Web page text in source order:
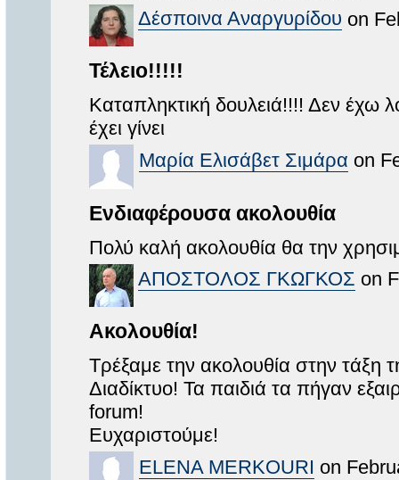
Δέσποινα Αναργυρίδου on
Τέλειο!!!!!
Καταπληκτική δουλειά!!!! Δεν έχω
έχει γίνει
Μαρία Ελισάβετ Σιμάρα on
Ενδιαφέρουσα ακολουθία
Πολύ καλή ακολουθία θα την
ΑΠΟΣΤΟΛΟΣ ΓΚΩΓΚΟΣ on
Ακολουθία!
Τρέξαμε την ακολουθία στην
Διαδίκτυο! Τα παιδιά τα πήγαν
forum!
Eυχαριστούμε!
ELENA MERKOURI on